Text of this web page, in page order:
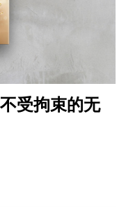
受拘束的无